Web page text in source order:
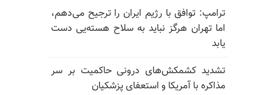
ترامپ: توافق با رژیم ایران را ترجیح می‌دهم،
اما تهران هرگز نباید به سلاح هسته‌یی دست
یابد
تشدید کشمکش‌های درونی حاکمیت بر سر
مذاکره با آمریکا و استعفای پزشکیان